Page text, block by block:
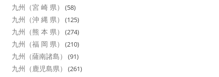
九州（宮 崎 県） (58)
九州（沖 縄 県） (125)
九州（熊 本 県） (274)
九州（福 岡 県） (210)
九州（薩南諸島） (91)
九州（鹿児島県） (261)